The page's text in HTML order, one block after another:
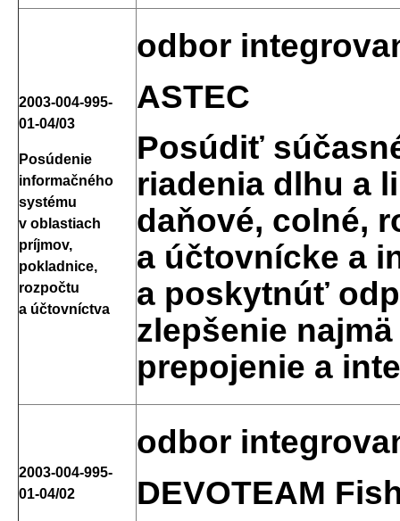
2003-004-995-
01-04/03
Posúdenie
informačného
systému
v oblastiach
príjmov,
pokladnice,
rozpočtu
a účtovníctva
odbor
ASTEC
Posúdiť
riadenia dlhu a
daňové, colné,
a účtovnícke a
a poskytnúť
zlepšenie
prepojenie a
2003-004-995-
01-04/02
odbor
DEVOTEAM